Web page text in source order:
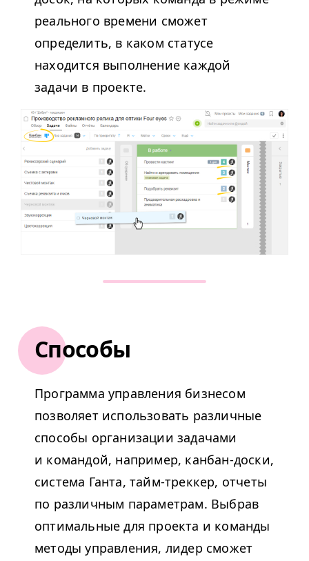
реального времени сможет
определить, в каком статусе
находится выполнение каждой
задачи в проекте.
Способы
Программа управления бизнесом
позволяет использовать различные
способы организации задачами
и командой, например, канбан-доски,
система Ганта, тайм-треккер, отчеты
по различным параметрам. Выбрав
оптимальные для проекта и команды
методы управления, лидер сможет